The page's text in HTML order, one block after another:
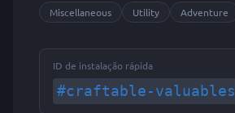
Miscellaneous Utility Adventure
ID de instalação rápida
#craftable-valuables